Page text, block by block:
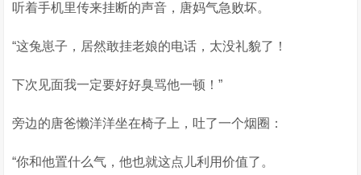
听着手机里传来挂断的声音，唐妈气急败坏。
“这兔崽子，居然敢挂老娘的电话，太没礼貌了！
下次见面我一定要好好臭骂他一顿！”
旁边的唐爸懒洋洋坐在椅子上，吐了一个烟圈：
“你和他置什么气，他也就这点儿利用价值了。